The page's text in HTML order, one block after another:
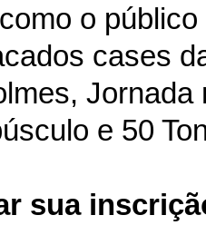
o
cases
e 50
sua